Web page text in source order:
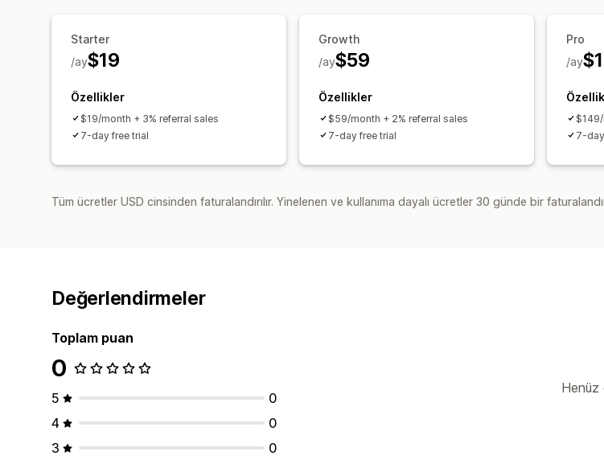
Starter
$19
/ay
Özellikler
$19/month + 3% referral sales
7-day free trial
Growth
$59
/ay
Özellikler
$59/month + 2% referral sales
7-day free trial
Pro
/ay
$149/
7-
Tüm ücretler USD cinsinden faturalandırılır. Yinelenen ve kullanıma dayalı ücretler 30 günde bir
Değerlendirmeler
Toplam puan
0
5
0
4
0
3
0
Henüz